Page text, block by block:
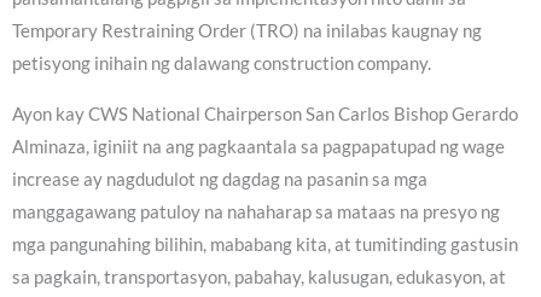
Temporary Restraining Order (TRO) na inilabas kaugnay ng
petisyong inihain ng dalawang construction company.
Ayon kay CWS National Chairperson San Carlos Bishop Gerardo
Alminaza, iginiit na ang pagkaantala sa pagpapatupad ng wage
increase ay nagdudulot ng dagdag na pasanin sa mga
manggagawang patuloy na nahaharap sa mataas na presyo ng
mga pangunahing bilihin, mababang kita, at tumitinding gastusin
sa pagkain, transportasyon, pabahay, kalusugan, edukasyon, at